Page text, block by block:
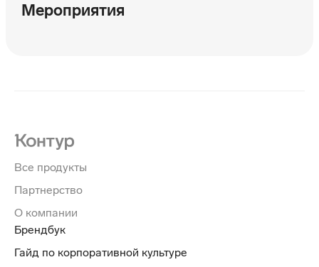
Мероприятия
Все продукты
Партнерство
О компании
Брендбук
Гайд по корпоративной культуре